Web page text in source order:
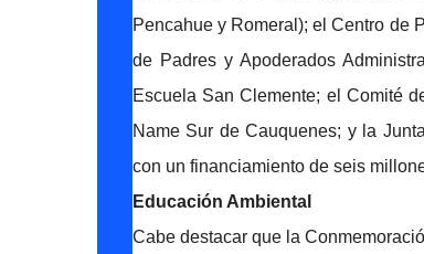
Pencahue y Romeral); el Centro de
de Padres y Apoderados
Escuela San Clemente; el Comité
Name Sur de Cauquenes; y la
con un financiamiento de seis
Educación Ambiental
Cabe destacar que la